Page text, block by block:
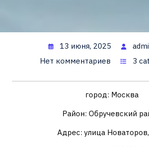
13 июня, 2025
Нет комментариев
3
город: Москва
Район: Обручевский
Адрес: улица